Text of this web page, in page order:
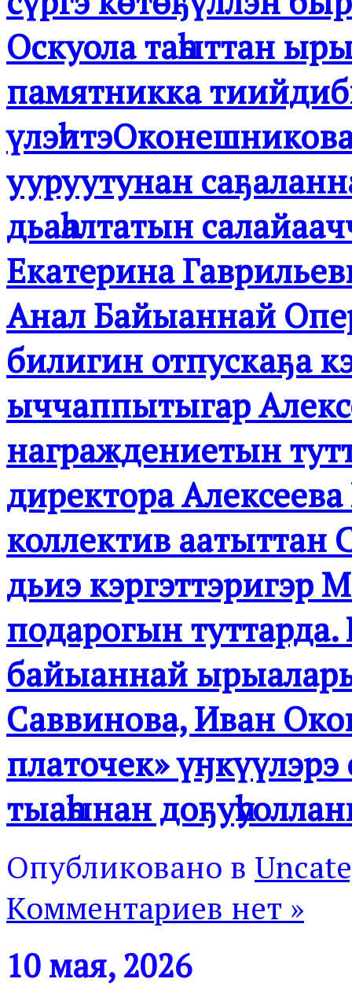
Оскуола таһыттан
памятникка
ууруутунан
дьаһалтатын
Екатерина
Анал Байыаннай
билигин отпускаҕа
ыччаппытыгар
награждениетын
директора
коллектив
дьиэ кэргэттэригэр
подарогын
байыаннай
Саввинова, Иван
платочек»
тыаһынан
Опубликовано в
Комментариев нет »
10 мая, 2026